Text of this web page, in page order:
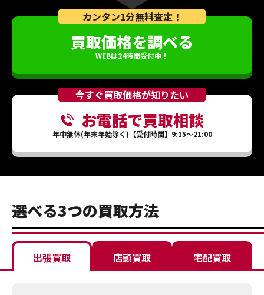
カンタン1分無料査定！
買取価格を調べる
WEBは24時間受付中！
今すぐ買取価格が知りたい
お電話で買取相談
年中無休(年末年始除く)【受付時間】9:15～21:00
選べる3つの買取方法
出張買取 店頭買取 宅配買取